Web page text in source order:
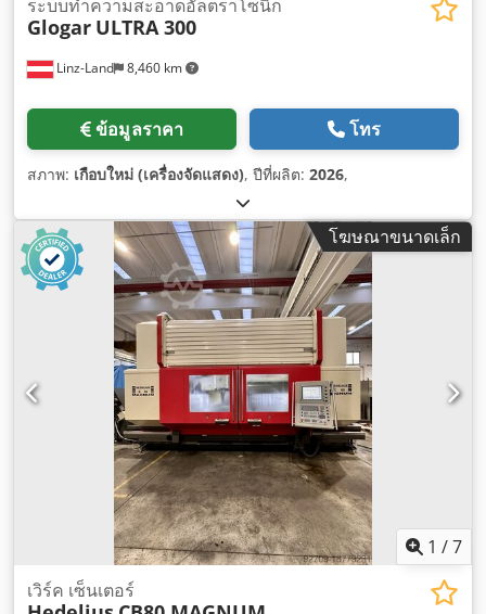
Linz-Land 8,460 km
ระบบทำความสะอาดอัลตราโซนิก
Glogar ULTRA 300
ข้อมูลราคา โทร
สภาพ: เกือบใหม่ (เครื่องจัดแสดง), ปีที่ผลิต: 2026,
โฆษณาขนาดเล็ก
1 /7
เวิร์ค เซ็นเตอร์